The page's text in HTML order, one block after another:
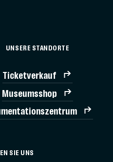
UNSERE STANDORTE
Ticketverkauf
Museumsshop
SIE UNS